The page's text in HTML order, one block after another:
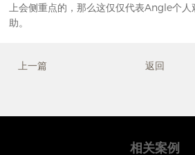
上会侧重点的，那么这仅仅代表Angle个人
助。
上一篇 返回
相关案例